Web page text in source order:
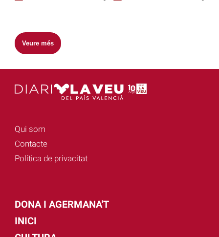
Veure més
Qui som
Contacte
Política de privacitat
DONA I AGERMANA'T
INICI